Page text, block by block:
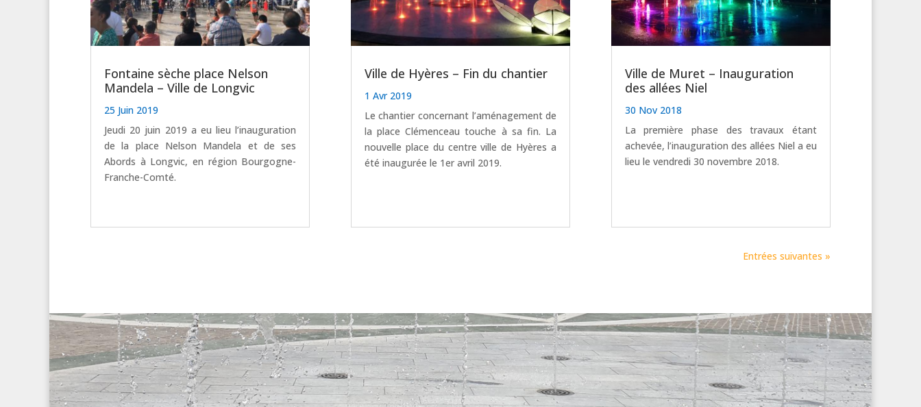
Fontaine sèche place Nelson
Mandela – Ville de Longvic
25 Juin 2019
Jeudi 20 juin 2019 a eu lieu l’inauguration
de la place Nelson Mandela et de ses
Abords à Longvic, en région Bourgogne-
Franche-Comté.
Ville de Hyères – Fin du chantier
1 Avr 2019
Le chantier concernant l’aménagement de
la place Clémenceau touche à sa fin. La
nouvelle place du centre ville de Hyères a
été inaugurée le 1er avril 2019.
Ville de Muret – Inauguration
des allées Niel
30 Nov 2018
La première phase des travaux étant
achevée, l’inauguration des allées Niel a eu
lieu le vendredi 30 novembre 2018.
Entrées suivantes »